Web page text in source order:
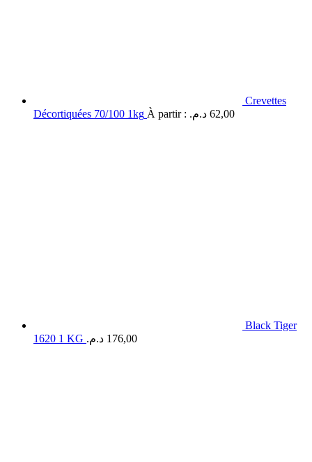
Crevettes
Décortiquées 70/100 1kg À partir : 62,00 د.م.
Black Tiger
1620 1 KG
176,00 د.م.